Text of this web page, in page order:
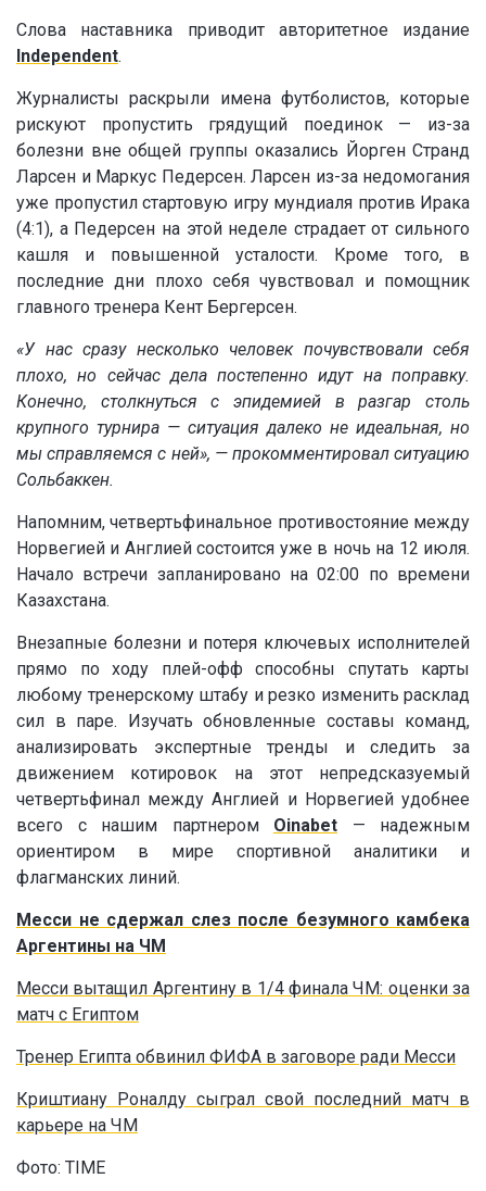
Слова наставника приводит авторитетное издание
Independent.
Журналисты раскрыли имена футболистов, которые
рискуют пропустить грядущий поединок — из-за
болезни вне общей группы оказались Йорген Странд
Ларсен и Маркус Педерсен. Ларсен из-за недомогания
уже пропустил стартовую игру мундиаля против Ирака
(4:1), а Педерсен на этой неделе страдает от сильного
кашля и повышенной усталости. Кроме того, в
последние дни плохо себя чувствовал и помощник
главного тренера Кент Бергерсен.
«У нас сразу несколько человек почувствовали себя
плохо, но сейчас дела постепенно идут на поправку.
Конечно, столкнуться с эпидемией в разгар столь
крупного турнира — ситуация далеко не идеальная, но
мы справляемся с ней», — прокомментировал ситуацию
Сольбаккен.
Напомним, четвертьфинальное противостояние между
Норвегией и Англией состоится уже в ночь на 12 июля.
Начало встречи запланировано на 02:00 по времени
Казахстана.
Внезапные болезни и потеря ключевых исполнителей
прямо по ходу плей-офф способны спутать карты
любому тренерскому штабу и резко изменить расклад
сил в паре. Изучать обновленные составы команд,
анализировать экспертные тренды и следить за
движением котировок на этот непредсказуемый
четвертьфинал между Англией и Норвегией удобнее
всего с нашим партнером Oinabet — надежным
ориентиром в мире спортивной аналитики и
флагманских линий.
Месси не сдержал слез после безумного камбека
Аргентины на ЧМ
Месси вытащил Аргентину в 1/4 финала ЧМ: оценки за
матч с Египтом
Тренер Египта обвинил ФИФА в заговоре ради Месси
Криштиану Роналду сыграл свой последний матч в
карьере на ЧМ
Фото: TIME